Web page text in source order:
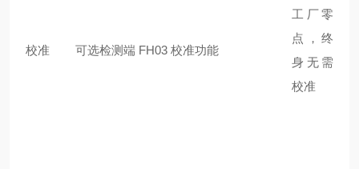
校准 可选检测端 FH03 校准功能
工厂零
点，终
身无需
校准